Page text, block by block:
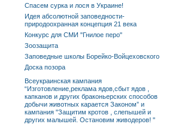
Спасем сурка и лося в Украине!
Идея абсолютной заповедности-
природоохранная концепция 21 века
Конкурс для СМИ "Гнилое перо"
Зоозащита
Заповедные школы Борейко-Войцеховского
Доска позора
Всеукраинская кампания
“Изготовление,реклама ядов,сбыт ядов ,
капканов и других браконьерских способов
добычи животных карается Законом” и
кампания "Защитим кротов , слепышей и
других малышей. Остановим живодеров! "